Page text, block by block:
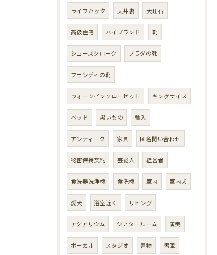
ライフハック 天井裏 大理石
高級住宅 ハイブランド 靴
シューズクローク プラダの靴
フェンディの靴
ウォークインクローゼット キングサイズ
ベッド 黒いもの 輸入
アンティーク 家具 匿名問い合わせ
秘密保持契約 芸能人 経営者
食洗器洗浄機 食洗機 室内 室内犬
愛犬 浴室近く リビング
アクアリウム シアタールーム 演奏
ボーカル スタジオ 書物 書庫